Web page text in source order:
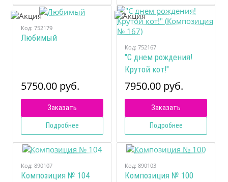
Код: 752179
Любимый
5750.00 руб.
Заказать
Подробнее
Код: 752167
"С днем рождения!
Крутой кот!"
(Композиция № 167)
7950.00 руб.
Заказать
Подробнее
Код: 890107
Композиция № 104
Код: 890103
Композиция № 100